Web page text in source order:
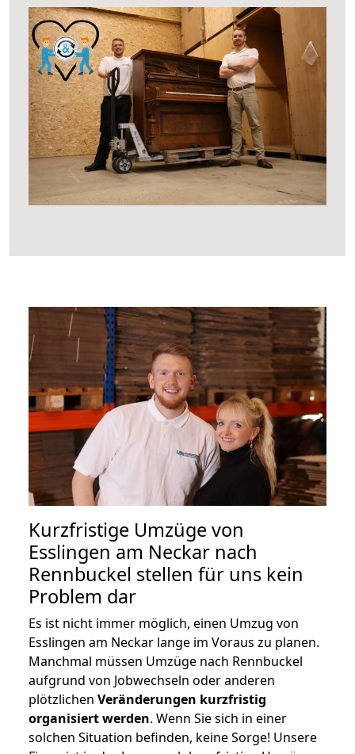
Kurzfristige Umzüge von
Esslingen am Neckar nach
Rennbuckel stellen für uns kein
Problem dar
Es ist nicht immer möglich, einen Umzug von
Esslingen am Neckar lange im Voraus zu planen.
Manchmal müssen Umzüge nach Rennbuckel
aufgrund von Jobwechseln oder anderen
plötzlichen Veränderungen kurzfristig
organisiert werden. Wenn Sie sich in einer
solchen Situation befinden, keine Sorge! Unsere